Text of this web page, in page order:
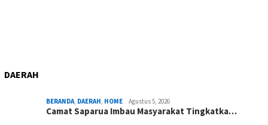
DAERAH
BERANDA, DAERAH, HOME Agustus 5, 2026
Camat Saparua Imbau Masyarakat Tingkatka…